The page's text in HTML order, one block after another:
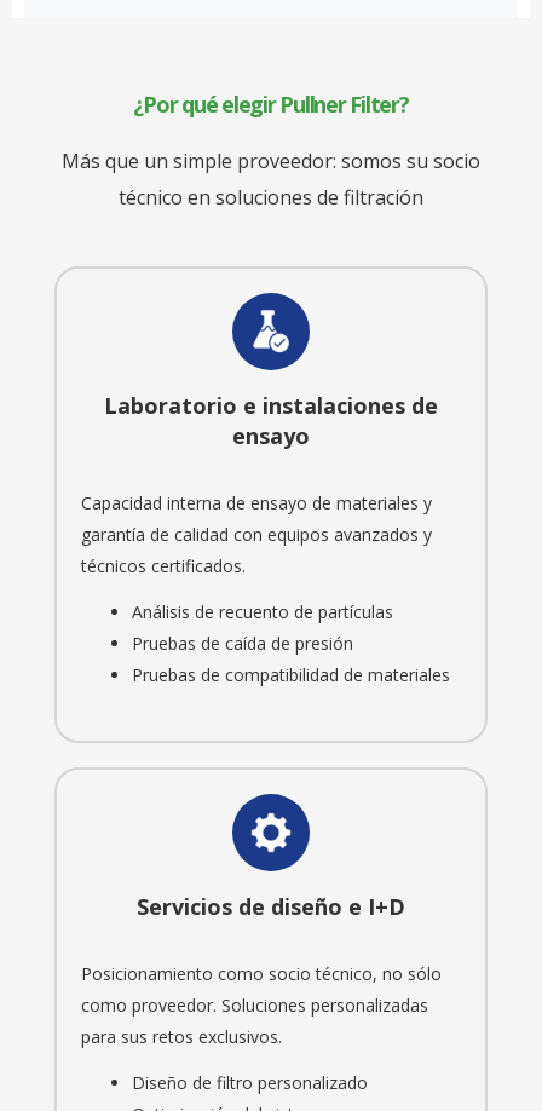
¿Por qué elegir Pullner Filter?
Más que un simple proveedor: somos su socio
técnico en soluciones de filtración
Laboratorio e instalaciones de
ensayo
Capacidad interna de ensayo de materiales y
garantía de calidad con equipos avanzados y
técnicos certificados.
Análisis de recuento de partículas
Pruebas de caída de presión
Pruebas de compatibilidad de materiales
Servicios de diseño e I+D
Posicionamiento como socio técnico, no sólo
como proveedor. Soluciones personalizadas
para sus retos exclusivos.
Diseño de filtro personalizado